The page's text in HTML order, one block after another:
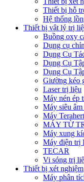
Thiết bị hỗ
Hệ thống
Thiết bị vật lý trị
Buồng oxy
Dụng cụ
Dụng Cụ
Dụng Cụ
Dụng Cụ
Giường kéo
Laser trị liệu
Máy nén ép
Máy siêu
Máy
MÁY TỪ
Máy xung
Máy điện trị
TECAR
Vi sóng trị
Thiết bị xét nghiệm
Máy phân